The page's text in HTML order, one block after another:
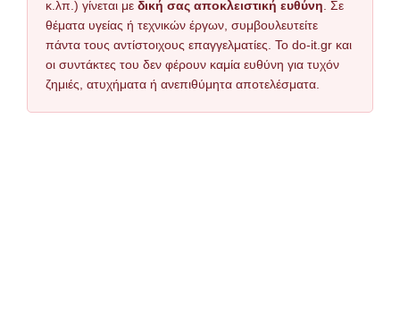
κ.λπ.) γίνεται με δική σας αποκλειστική ευθύνη . Σε
θέματα υγείας ή τεχνικών έργων, συμβουλευτείτε
πάντα τους αντίστοιχους επαγγελματίες. Το do-it.gr και
οι συντάκτες του δεν φέρουν καμία ευθύνη για τυχόν
ζημιές, ατυχήματα ή ανεπιθύμητα αποτελέσματα.